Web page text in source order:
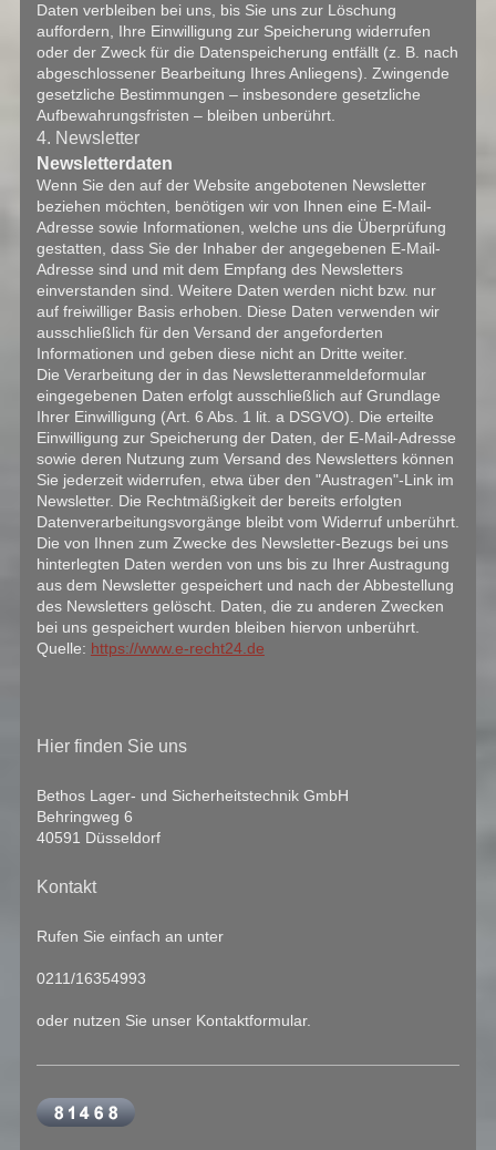
Daten verbleiben bei uns, bis Sie uns zur Löschung
auffordern, Ihre Einwilligung zur Speicherung widerrufen
oder der Zweck für die Datenspeicherung entfällt (z. B. nach
abgeschlossener Bearbeitung Ihres Anliegens). Zwingende
gesetzliche Bestimmungen – insbesondere gesetzliche
Aufbewahrungsfristen – bleiben unberührt.
4. Newsletter
Newsletterdaten
Wenn Sie den auf der Website angebotenen Newsletter
beziehen möchten, benötigen wir von Ihnen eine E-Mail-
Adresse sowie Informationen, welche uns die Überprüfung
gestatten, dass Sie der Inhaber der angegebenen E-Mail-
Adresse sind und mit dem Empfang des Newsletters
einverstanden sind. Weitere Daten werden nicht bzw. nur
auf freiwilliger Basis erhoben. Diese Daten verwenden wir
ausschließlich für den Versand der angeforderten
Informationen und geben diese nicht an Dritte weiter.
Die Verarbeitung der in das Newsletteranmeldeformular
eingegebenen Daten erfolgt ausschließlich auf Grundlage
Ihrer Einwilligung (Art. 6 Abs. 1 lit. a DSGVO). Die erteilte
Einwilligung zur Speicherung der Daten, der E-Mail-Adresse
sowie deren Nutzung zum Versand des Newsletters können
Sie jederzeit widerrufen, etwa über den "Austragen"-Link im
Newsletter. Die Rechtmäßigkeit der bereits erfolgten
Datenverarbeitungsvorgänge bleibt vom Widerruf unberührt.
Die von Ihnen zum Zwecke des Newsletter-Bezugs bei uns
hinterlegten Daten werden von uns bis zu Ihrer Austragung
aus dem Newsletter gespeichert und nach der Abbestellung
des Newsletters gelöscht. Daten, die zu anderen Zwecken
bei uns gespeichert wurden bleiben hiervon unberührt.
Quelle: https://www.e-recht24.de
Hier finden Sie uns
Bethos Lager- und Sicherheitstechnik GmbH
Behringweg 6
40591 Düsseldorf
Kontakt
Rufen Sie einfach an unter
0211/16354993
oder nutzen Sie unser Kontaktformular.